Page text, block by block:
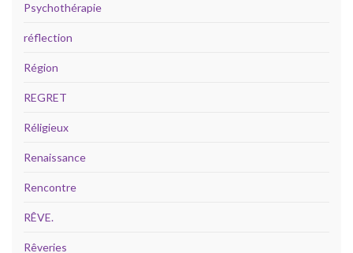
Psychothérapie
réflection
Région
REGRET
Réligieux
Renaissance
Rencontre
RÊVE.
Rêveries